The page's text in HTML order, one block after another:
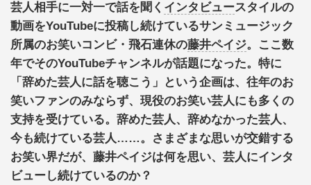
芸人相手に一対一で話を聞く インタビュースタイルの
動画をYouTubeに投稿し続けているサンミュージック
所属のお笑いコンビ・飛石連休の藤井ペイジ。ここ数
年でそのYouTubeチャンネルが話題になった。特に
「辞めた芸人に話を聴こう」という企画は、往年のお
笑いファンのみならず、現役のお笑い芸人にも多くの
支持を受けている。辞めた芸人、辞めなかった芸人、
今も続けている芸人……。さまざまな思いが交錯する
お笑い界だが、藤井ペイジは何を思い、芸人にインタ
ビューし続けているのか？